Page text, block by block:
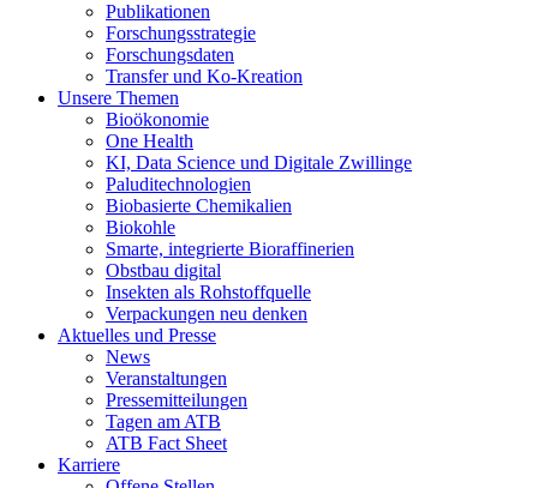
Publikationen
Forschungsstrategie
Forschungsdaten
Transfer und Ko-Kreation
Unsere Themen
Bioökonomie
One Health
KI, Data Science und Digitale Zwillinge
Paluditechnologien
Biobasierte Chemikalien
Biokohle
Smarte, integrierte Bioraffinerien
Obstbau digital
Insekten als Rohstoffquelle
Verpackungen neu denken
Aktuelles und Presse
News
Veranstaltungen
Pressemitteilungen
Tagen am ATB
ATB Fact Sheet
Karriere